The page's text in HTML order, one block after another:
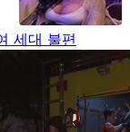
세대 불편